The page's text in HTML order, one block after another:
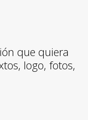
que quiera
logo, fotos,